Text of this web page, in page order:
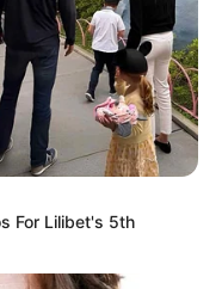
For Lilibet's 5th